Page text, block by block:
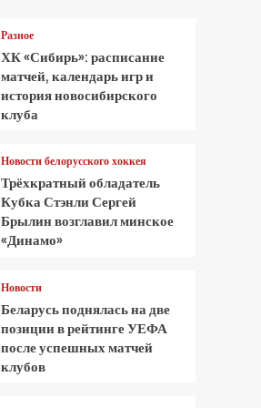
Разное
ХК «Сибирь»: расписание
матчей, календарь игр и
история новосибирского
клуба
Новости белорусского хоккея
Трёхкратный обладатель
Кубка Стэнли Сергей
Брылин возглавил минское
«Динамо»
Новости
Беларусь поднялась на две
позиции в рейтинге УЕФА
после успешных матчей
клубов